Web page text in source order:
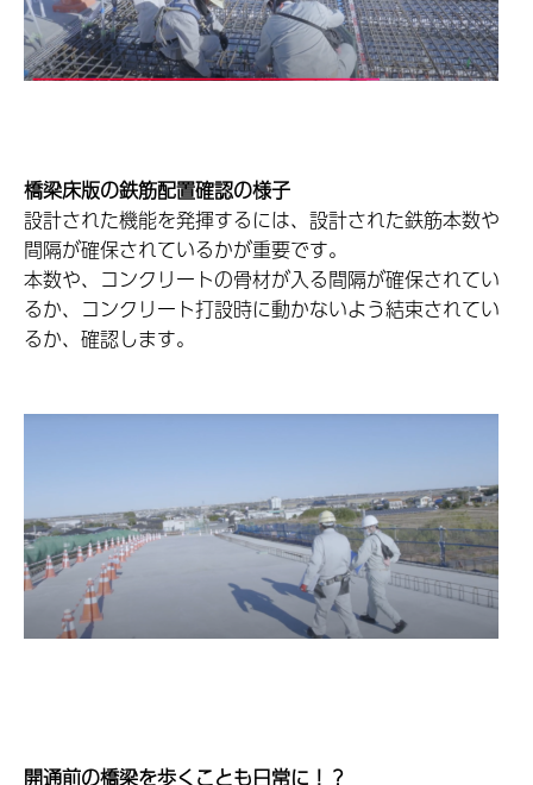
橋梁床版の鉄筋配置確認の様子
設計された機能を発揮するには、設計された鉄筋本数や
間隔が確保されているかが重要です。
本数や、コンクリートの骨材が入る間隔が確保されてい
るか、コンクリート打設時に動かないよう結束されてい
るか、確認します。
開通前の橋梁を歩くことも日常に！？